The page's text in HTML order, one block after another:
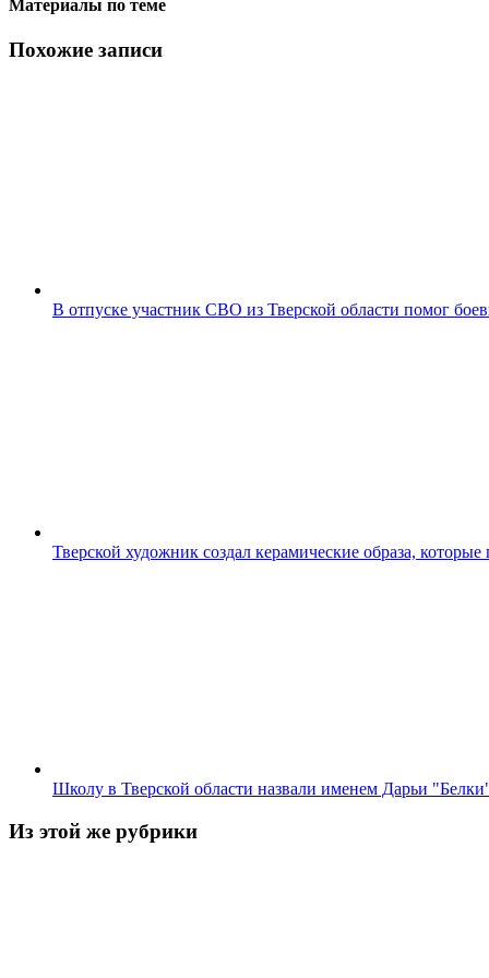
Материалы по теме
Похожие записи
В отпуске участник СВО из Тверской области помог
Тверской художник создал керамические образа,
Школу в Тверской области назвали именем Дарьи
Из этой же рубрики